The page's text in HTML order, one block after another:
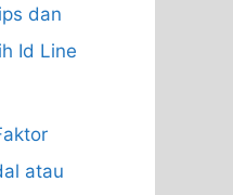
dan
Id Line
atau